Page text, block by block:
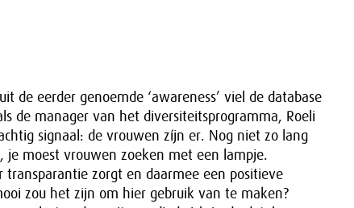
de eerder genoemde ‘awareness’ viel de database
de manager van het diversiteitsprogramma, Roeli
signaal: de vrouwen zíjn er. Nog niet zo lang
je moest vrouwen zoeken met een lampje.
zorgt en daarmee een positieve
zou het zijn om hier gebruik van te maken?